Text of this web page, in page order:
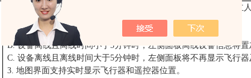
1. 项目成员进入项目后支持在左侧面板查看团队设备状态和独立
2. 设备状态包括：
A. 设备在线时，左侧面板将显示飞行器及其关联遥控器信息。
B. 设备离线且离线时间小于5分钟时，左侧面板离线设备信息将置
C. 设备离线且离线时间大于5分钟时，左侧面板将不再显示飞行器
3. 地图界面支持实时显示飞行器和遥控器位置。